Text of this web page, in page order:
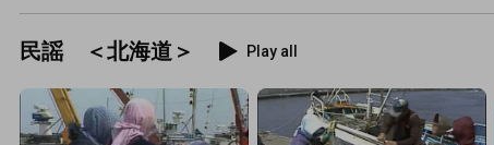
民謡 ＜北海道＞ Play all